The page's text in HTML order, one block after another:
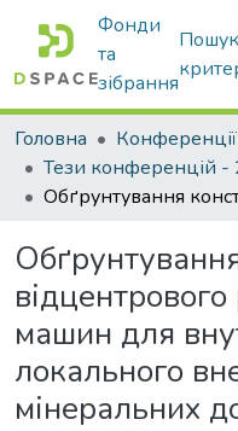
Фонди
та
зібрання
Головна
Тези конференцій -
машин для
локального
мінеральних